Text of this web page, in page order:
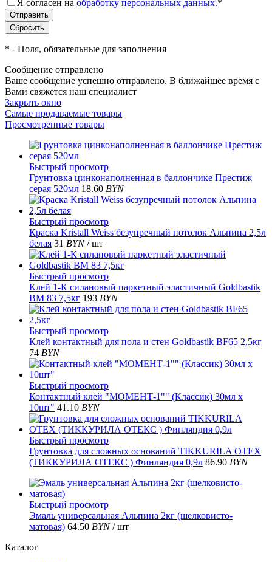
Я согласен на обработку персональных данных.*
* - Поля, обязательные для заполнения
Сообщение отправлено
Ваше сообщение успешно отправлено. В ближайшее время с
Вами свяжется наш специалист
Закрыть окно
Самые продаваемые товары
Просмотренные товары
Быстрый просмотр
Грунтовка цинконаполненная в баллончике Престиж
серая 520мл 18.60 BYN
Быстрый просмотр
Краска Kristall Weiss безупречный потолок Альпина 2,5л
белая 31 BYN / шт
Быстрый просмотр
Клей 1-К силановый паркетный эластичный Goldbastik
ВМ 83 7,5кг 193 BYN
Быстрый просмотр
Клей контактный для пола и стен Goldbastik BF65 2,5кг
74 BYN
Быстрый просмотр
Контактный клей "МОМЕНТ-1"" (Классик) 30мл х
10шт" 41.10 BYN
Быстрый просмотр
Грунтовка для сложных оснований TIKKURILA OTEX
(ТИККУРИЛА ОТЕКС ) Финляндия 0,9л 86.90 BYN
Быстрый просмотр
Эмаль универсальная Альпина 2кг (шелковисто-
матовая) 64.50 BYN / шт
Каталог